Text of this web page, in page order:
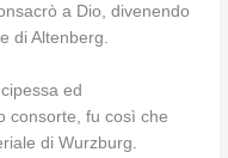
a Dio, divenendo
di Altenberg.
ed
consorte, fu così che
di Wurzburg.